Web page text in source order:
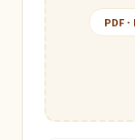
PDF ·